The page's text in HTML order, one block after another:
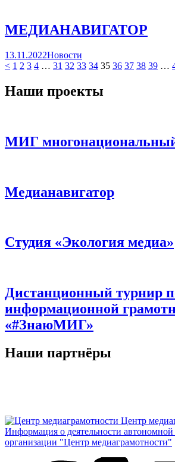
МЕДИАНАВИГАТОР
13.11.2022Новости
< 1 2 3 4 … 31 32 33 34 35 36 37 38 39 …
Наши проекты
МИГ
Медианавигатор
Студия «Экология медиа»
Дистанционный турнир
информационной
«#ЗнаюМИГ»
Наши партнёры
Центр
Информация о деятельности автономной
организации "Центр медиаграмотности"